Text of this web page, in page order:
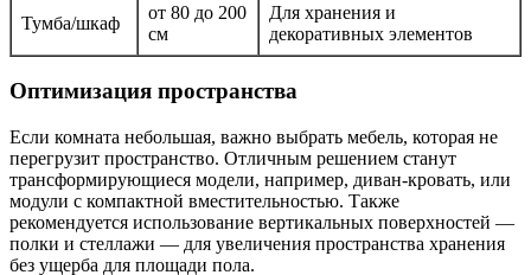
Тумба/шкаф
от 80 до 200
см
Для хранения и
декоративных элементов
Оптимизация пространства
Если комната небольшая, важно выбрать мебель, которая не
перегрузит пространство. Отличным решением станут
трансформирующиеся модели, например, диван-кровать, или
модули с компактной вместительностью. Также
рекомендуется использование вертикальных поверхностей —
полки и стеллажи — для увеличения пространства хранения
без ущерба для площади пола.